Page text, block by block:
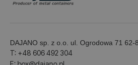
DAJANO sp. z o.o. ul. Ogrodowa 71 62-
T: +48 606 492 304